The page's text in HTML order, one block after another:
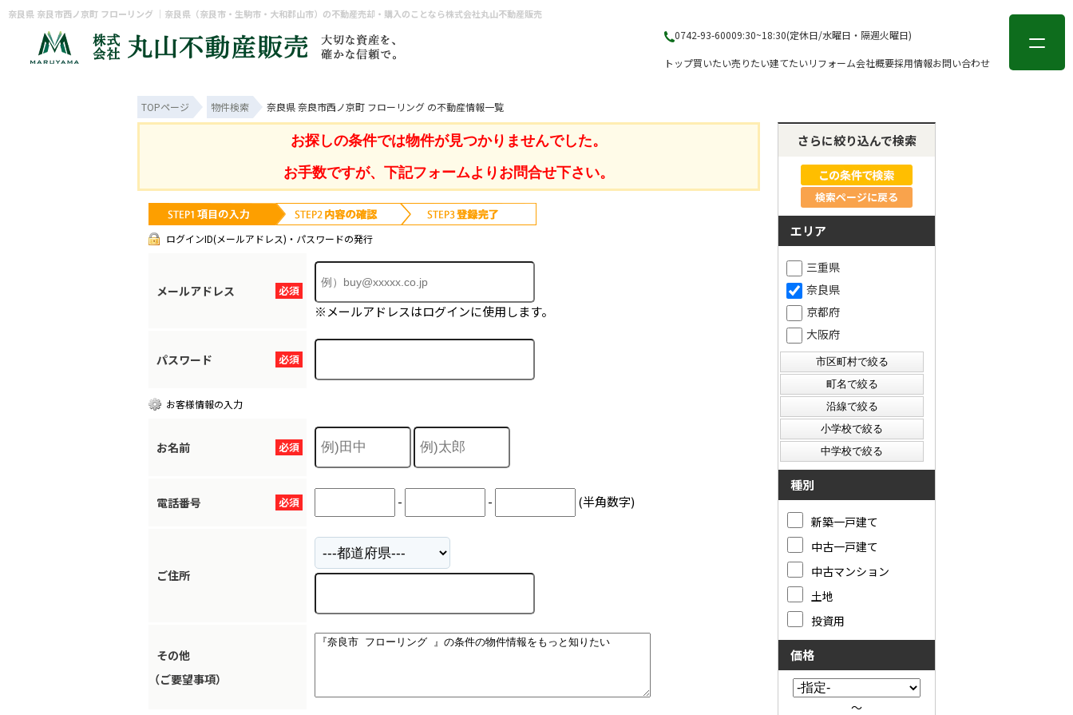
奈良県 奈良市西ノ京町 フローリング ｜奈良県（奈良市・生駒市・大和郡山市）の不動産売却・購入のことなら株式会社丸山不動産販売
0742-93-60009:30~18:30(定休日/水曜日・隔週火曜日)
トップ買いたい売りたい建てたいリフォーム会社概要採用情報お問い合わせ
会員登録 ログイン
TOPページ 物件検索 奈良県 奈良市西ノ京町 フローリング の不動産情報一覧
お探しの条件では物件が見つかりませんでした。
お手数ですが、下記フォームよりお問合せ下さい。
ログインID(メールアドレス)・パスワードの発行
必須
メールアドレス
※メールアドレスはログインに使用します。
必須
パスワード
お客様情報の入力
必須
お名前
必須
電話番号 - - (半角数字)
ご住所
その他
（ご要望事項）
さらに絞り込んで検索
検索ページに戻る
エリア
三重県
奈良県
京都府
大阪府
種別
新築一戸建て
中古一戸建て
中古マンション
土地
投資用
価格
～